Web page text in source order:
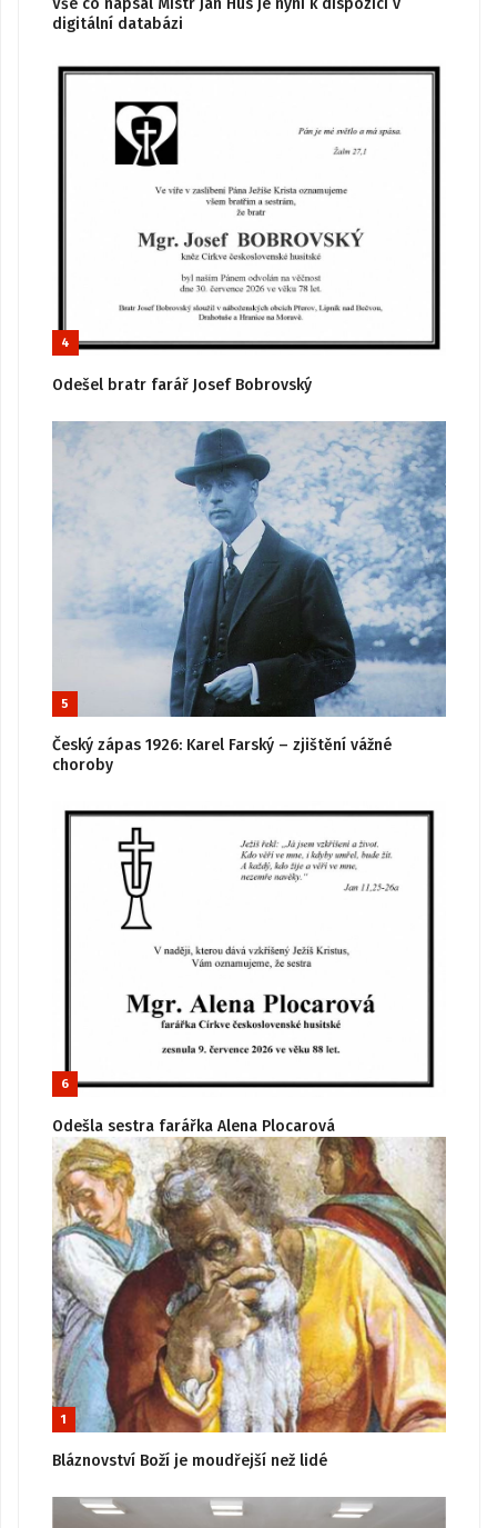
Vše co napsal Mistr Jan Hus je nyní k dispozici v
digitální databázi
4
Odešel bratr farář Josef Bobrovský
5
Český zápas 1926: Karel Farský – zjištění vážné
choroby
6
Odešla sestra farářka Alena Plocarová
1
Bláznovství Boží je moudřejší než lidé